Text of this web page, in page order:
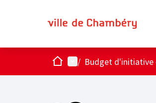
AccueilMenu principal
/ Budget d'initiative